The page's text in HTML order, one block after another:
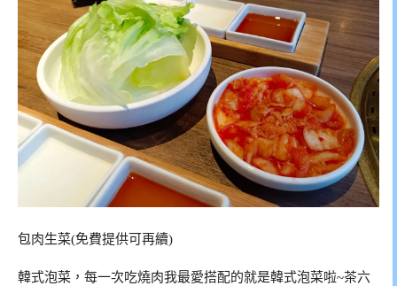
包肉生菜(免費提供可再續)
韓式泡菜，每一次吃燒肉我最愛搭配的就是韓式泡菜啦~茶六